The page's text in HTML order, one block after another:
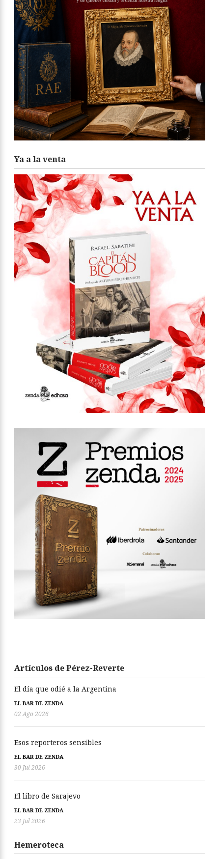
Ya a la venta
Artículos de Pérez-Reverte
El día que odié a la Argentina
EL BAR DE ZENDA
02 Ago 2026
Esos reporteros sensibles
EL BAR DE ZENDA
30 Jul 2026
El libro de Sarajevo
EL BAR DE ZENDA
23 Jul 2026
Hemeroteca